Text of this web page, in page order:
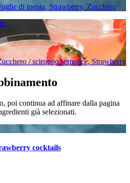
di menta, Strawberry, Zucchero
/ sciroppo semplice, Strawberry
poi continua ad affinare dalla pagina
già selezionati.
cocktails